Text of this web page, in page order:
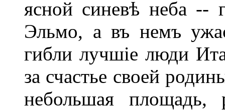
ясной синевѣ неба --
Эльмо, а въ немъ
гибли лучшіе люди
за счастье своей
небольшая